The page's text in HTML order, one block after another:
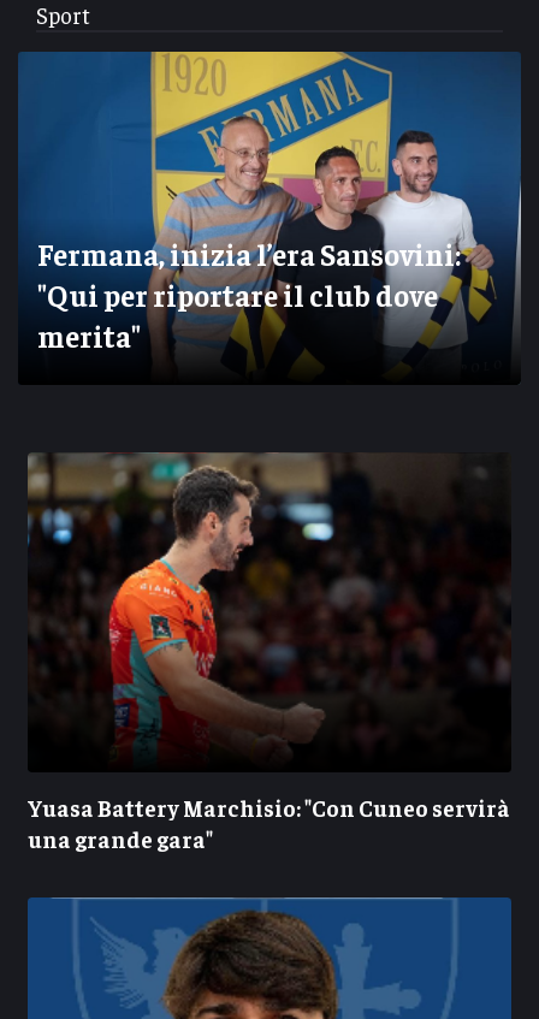
Sport
Fermana, inizia l’era Sansovini:
"Qui per riportare il club dove
merita"
Yuasa Battery Marchisio: "Con Cuneo servirà
una grande gara"